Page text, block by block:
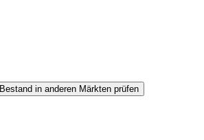
Bestand in anderen Märkten prüfen